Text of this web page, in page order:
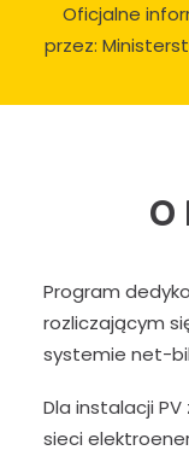
Oficjalne
przez:
O
Program
rozliczającym
systemie net-
Dla instalacji
sieci